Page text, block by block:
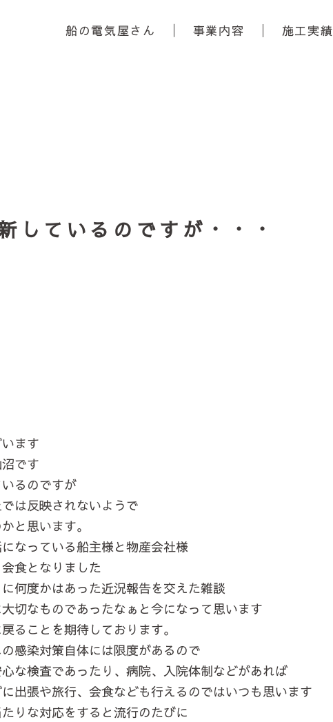
船の電気屋さん 事業内容 施工実績
しているのですが・・・
ます
です
るのですが
は反映されないようで
と思います。
なっている船主様と物産会社様
食となりました
何度かはあった近況報告を交えた雑談
切なものであったなぁと今になって思います
ることを期待しております。
感染対策自体には限度があるので
な検査であったり、病院、入院体制などがあれば
出張や旅行、会食なども行えるのではいつも思います
りな対応をすると流行のたびに